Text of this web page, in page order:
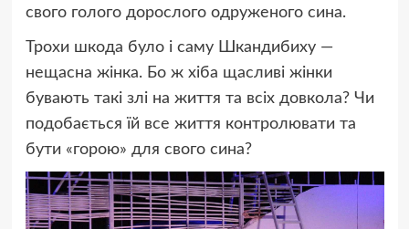
свого голого дорослого одруженого сина.
Трохи шкода було і саму Шкандибиху —
нещасна жінка. Бо ж хіба щасливі жінки
бувають такі злі на життя та всіх довкола? Чи
подобається їй все життя контролювати та
бути «горою» для свого сина?